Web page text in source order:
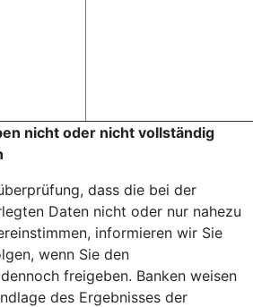
nicht oder nicht vollständig
dass die bei der
Daten nicht oder nur nahezu
informieren wir Sie
wenn Sie den
freigeben. Banken weisen
des Ergebnisses der